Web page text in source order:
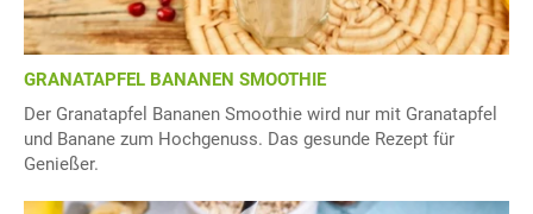
GRANATAPFEL BANANEN SMOOTHIE
Der Granatapfel Bananen Smoothie wird nur mit Granatapfel
und Banane zum Hochgenuss. Das gesunde Rezept für
Genießer.